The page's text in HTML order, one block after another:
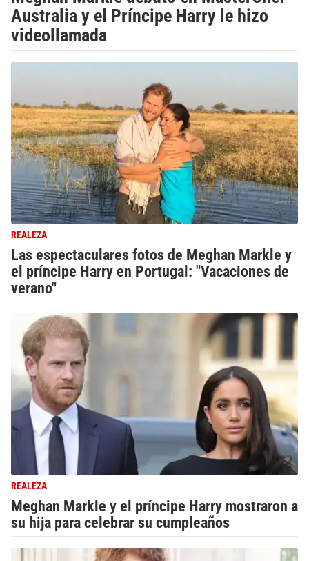
Australia y el Príncipe Harry le hizo
videollamada
REALEZA
Las espectaculares fotos de Meghan Markle y
el príncipe Harry en Portugal: "Vacaciones de
verano"
REALEZA
Meghan Markle y el príncipe Harry mostraron a
su hija para celebrar su cumpleaños